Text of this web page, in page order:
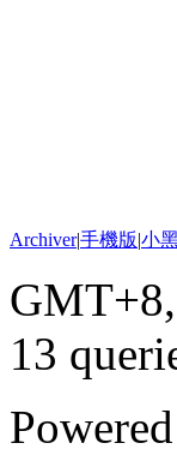
Archiver|手機版|小
13